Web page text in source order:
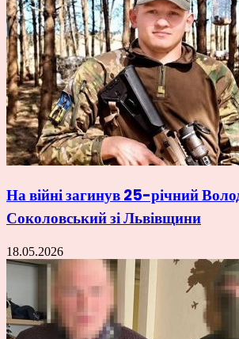
На війні загинув 25-річний
Соколовський зі Львівщини
18.05.2026